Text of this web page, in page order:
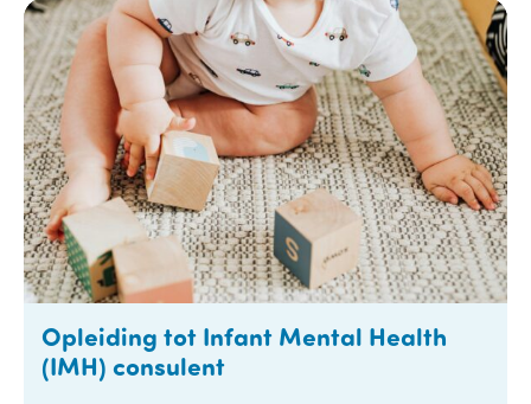
Opleiding tot Infant Mental Health
(IMH) consulent